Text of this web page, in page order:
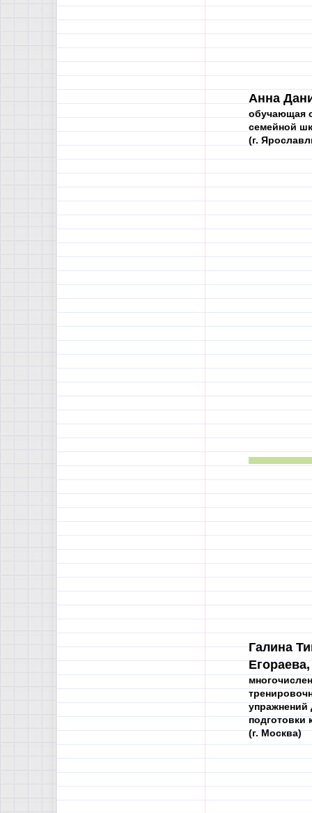
Анна
обучающая
семейной
(г.
Галина
Егораева,
упражнений
подготовки
(г. Москва)